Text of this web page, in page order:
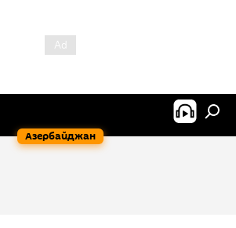
Азербайджан